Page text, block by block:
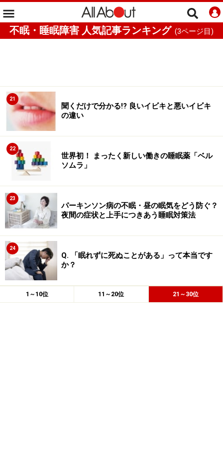
不眠・睡眠障害 人気記事ランキング (3ページ目)
21
聞くだけで分かる!? 良いイビキと悪いイビキ
の違い
22
世界初！ まったく新しい働きの睡眠薬「ベル
ソムラ」
23
パーキンソン病の不眠・昼の眠気をどう防ぐ？
夜間の症状と上手につきあう睡眠対策法
24
Q. 「眠れずに死ぬことがある」って本当です
か？
1～10位 11～20位 21～30位